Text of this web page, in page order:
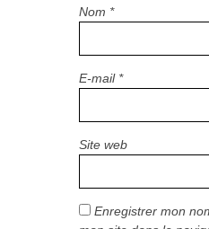
Nom *
E-mail *
Site web
Enregistrer mon